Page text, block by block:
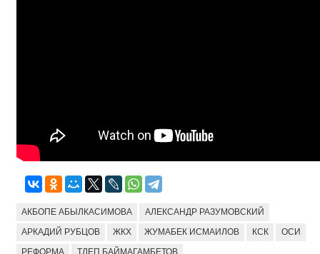
АКБОПЕ АБЫЛКАСИМОВА АЛЕКСАНДР РАЗУМОВСКИЙ
АРКАДИЙ РУБЦОВ ЖКХ ЖУМАБЕК ИСМАИЛОВ КСК ОСИ